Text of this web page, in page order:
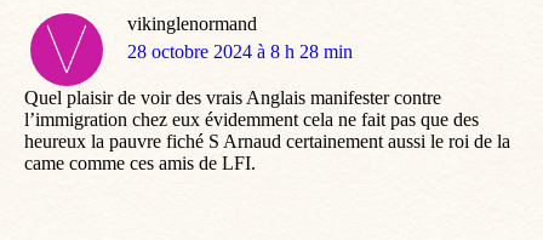
vikinglenormand
dit
28 octobre 2024 à 8 h 28 min
Quel plaisir de voir des vrais Anglais manifester contre
l’immigration chez eux évidemment cela ne fait pas que des
heureux la pauvre fiché S Arnaud certainement aussi le roi de la
came comme ces amis de LFI.